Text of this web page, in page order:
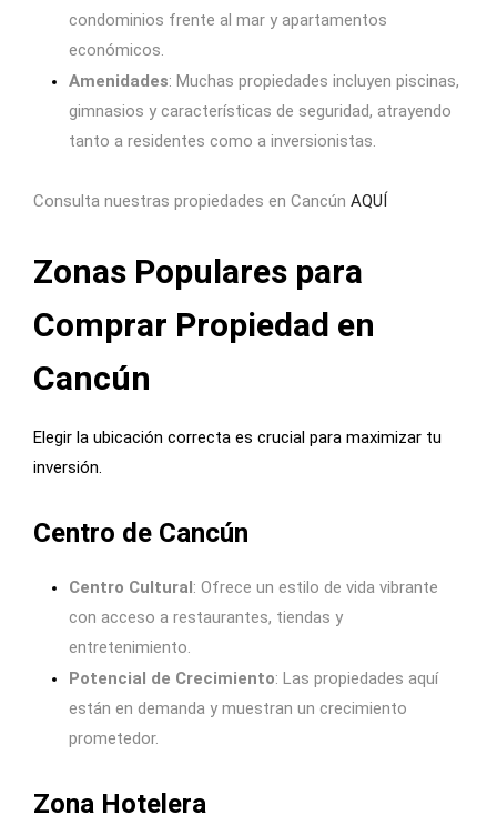
condominios frente al mar y apartamentos
económicos.
Amenidades: Muchas propiedades incluyen piscinas,
gimnasios y características de seguridad, atrayendo
tanto a residentes como a inversionistas.
Consulta nuestras propiedades en Cancún AQUÍ
Zonas Populares para
Comprar Propiedad en
Cancún
Elegir la ubicación correcta es crucial para maximizar tu
inversión.
Centro de Cancún
Centro Cultural: Ofrece un estilo de vida vibrante
con acceso a restaurantes, tiendas y
entretenimiento.
Potencial de Crecimiento: Las propiedades aquí
están en demanda y muestran un crecimiento
prometedor.
Zona Hotelera